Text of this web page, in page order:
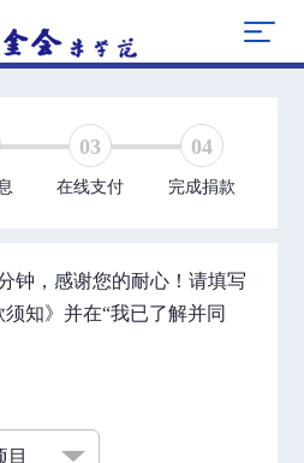
03
在线支付
04
完成捐款
钟，感谢您的耐心！请填写
知》并在“我已了解并同